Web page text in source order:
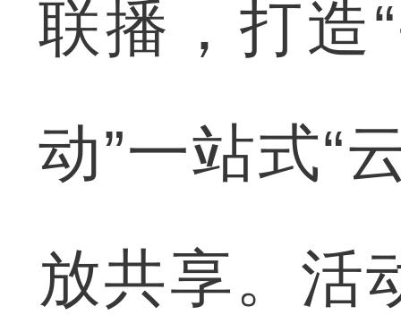
联播，打造
动”一站式“
放共享。活